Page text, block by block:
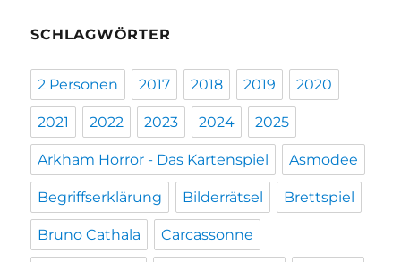
SCHLAGWÖRTER
2 Personen 2017 2018 2019 2020
2021 2022 2023 2024 2025
Arkham Horror - Das Kartenspiel Asmodee
Begriffserklärung Bilderrätsel Brettspiel
Bruno Cathala Carcassonne